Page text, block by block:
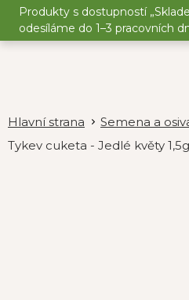
Přejít
obsah
Produkty s dostupností
odesíláme do 1–3 pracovních
Semena a
Tykev cuketa - Jedlé květy